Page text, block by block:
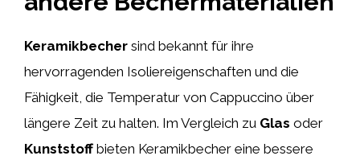
Keramikbecher sind bekannt für ihre
hervorragenden Isoliereigenschaften und die
Fähigkeit, die Temperatur von Cappuccino über
längere Zeit zu halten. Im Vergleich zu Glas oder
Kunststoff bieten Keramikbecher eine bessere